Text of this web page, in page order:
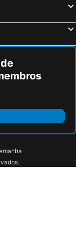
bed and breakfasts